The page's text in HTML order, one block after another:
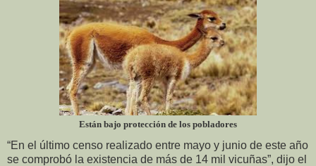
Están bajo protección de los pobladores
“En el último censo realizado entre mayo y junio de este año
se comprobó la existencia de más de 14 mil vicuñas”, dijo el